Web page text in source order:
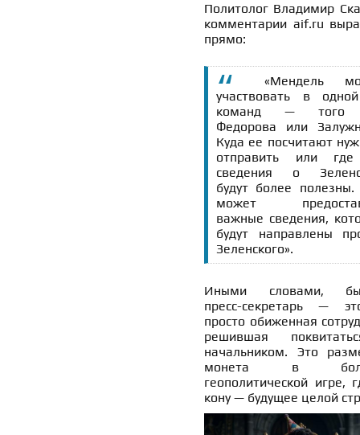
Политолог Владимир
комментарии aif.ru
прямо:
«Мендель
участвовать в
команд — того
Федорова или
Куда ее посчитают
отправить или
сведения о
будут более
может
важные сведения,
будут направлены
Зеленского».
Иными словами,
пресс-секретарь —
просто обиженная
решившая
начальником. Это
монета в
геополитической игре,
кону — будущее целой